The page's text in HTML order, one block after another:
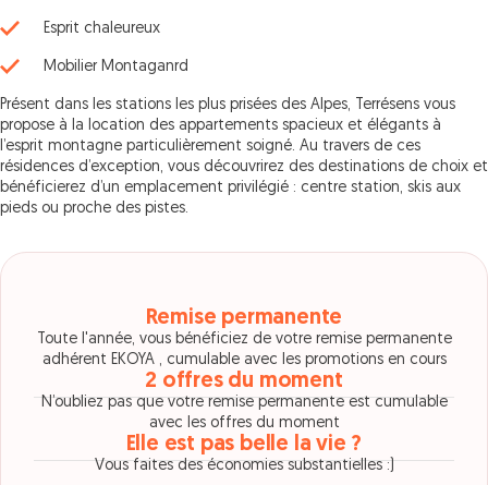
Esprit chaleureux
Mobilier Montaganrd
Présent dans les stations les plus prisées des Alpes, Terrésens vous
propose à la location des appartements spacieux et élégants à
l’esprit montagne particulièrement soigné. Au travers de ces
résidences d’exception, vous découvrirez des destinations de choix et
bénéficierez d’un emplacement privilégié : centre station, skis aux
pieds ou proche des pistes.
Remise permanente
Toute l'année, vous bénéficiez de votre remise permanente
adhérent EKOYA , cumulable avec les promotions en cours
2 offres du moment
N’oubliez pas que votre remise permanente est cumulable
avec les offres du moment
Elle est pas belle la vie ?
Vous faites des économies substantielles :)